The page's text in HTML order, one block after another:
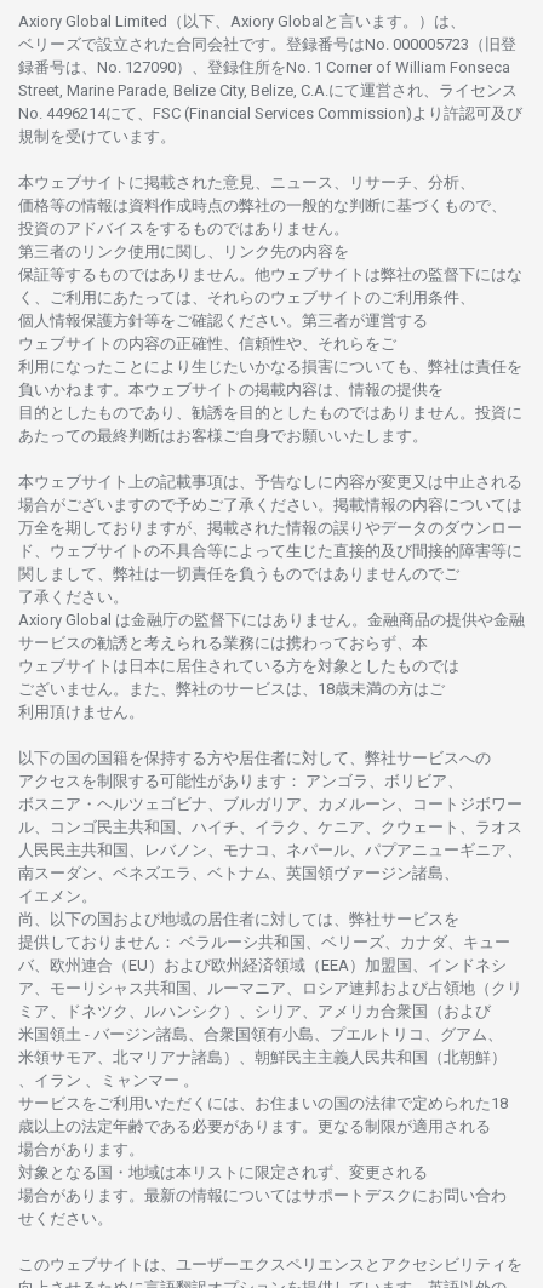
Axiory Global Limited（以下、Axiory Globalと言います。）は、
ベリーズで設立さ れた合同会社です。 登録番号はNo. 000005723（旧登
録番号は、No. 127090）、 登録住所をNo. 1 Corner of William Fonseca
Street, Marine Parade, Belize City, Belize, C.A.にて運営さ れ、 ライセンス
No. 4496214にて、FSC (Financial Services Commission)より 許認可及び
規制を受けています。
本ウェブサイトに掲載さ れた意見、ニュース、リサーチ、分析、
価格等の情報は資料作成時点の弊社の一般的な判断に基づくもので、
投資のアドバイスをするものではありません。
第三者の リンク使用に関し、 リンク先の内容を
保証等するものではありません。 他ウェブサイトは弊社の監督下にはな
く、
ご利用に あたっては、 それらのウェブサイトの ご利用条件、
個人情報保護方針等を ご確認ください。 第三者が運営する
ウェブサイトの内容の正確性、信頼性や、それらをご
利用になったことにより 生じたいかなる損害についても、 弊社は責任を
負いかね ます。 本ウェブサイトの掲載内容は、 情報の提供を
目的としたものであり、 勧誘を 目的としたものではありません。 投資に
あたっての最終判断はお客様ご自身でお願いいたします。
本ウェブサイト 上の記載事項は、 予告なしに 内容が変更又は中止さ れる
場合がございますので予めご了承ください。 掲載情報の内容については
万全を期しておりますが、 掲載さ れた情報の誤りやデータのダウンロー
ド、 ウェブサイトの不具合等に よって生じた 直接的及び間接的障害等に
関し まして、 弊社は一切責任を負うものではありませんのでご
了承ください。
Axiory Global は金融庁の監督下にはありません。 金融商品の提供や金融
サービスの勧誘と 考えられる業務には携わっておらず、 本
ウェブサイトは 日本に 居住さ れている方を対象としたものでは
ございません。
また、 弊社のサービスは、18歳未満の方は ご
利用頂けません 。
以下の国の国籍を保持する方や居住者に対して、 弊社サービスへの
アクセスを制限する可能性があります ： アンゴラ、ボリビア、
ボスニア ・ ヘルツェゴビナ、ブルガリア、カメルーン、コートジボワー
ル、
コンゴ民主共和国、ハイチ、イラク、ケニア、クウェート、 ラオス
人民民主共和国、レバノン、モナコ、ネパール、パプアニューギニア、
南スーダン、ベネズエラ、ベトナム、 英国領ヴァージン諸島、
イエメン。
尚、 以下の国および地域の居住者に対しては、 弊社サービスを
提供しておりません ： ベラルーシ共和国、ベリーズ、カナダ、キュー
バ、 欧州連合 （EU） および欧州経済領域 （EEA）加盟国、インドネシ
ア、 モーリシャス共和国、ルーマニア、 ロシア連邦および占領地 （クリ
ミア、ドネツク、ルハンシク）、シリア、 アメリカ合衆国 （および
米国領土 - バージン諸島、合衆国領有小島、プエルトリコ、グアム、
米領サモア、 北マリアナ諸島）、 朝鮮民主主義人民共和国 （北朝鮮）
、イラン 、ミャンマー 。
サービスを ご利用いただくには、お住まいの国の法律で定められた 18
歳以上の法定年齢である必要があります。 更なる制限が適用さ れる
場合があります。
対象となる国 ・ 地域は本 リストに限定さ れず、 変更さ れる
場合があります。 最新の情報についてはサポートデスクに お問い合わ
せくださ い。
このウェブサイトは、 ユーザーエクスペリエンスと アクセシビリティを